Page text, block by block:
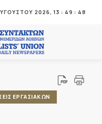
2026, 13 : 49 : 48
ΕΡΓΑΣΙΑΚΩΝ